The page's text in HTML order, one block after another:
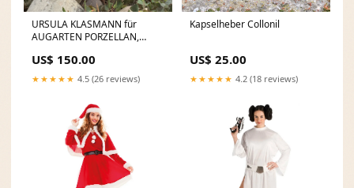
URSULA KLASMANN für
AUGARTEN PORZELLAN,
US$ 150.00
★★★★★ 4.5 (26 reviews)
Kapselheber Collonil
US$ 25.00
★★★★★ 4.2 (18 reviews)